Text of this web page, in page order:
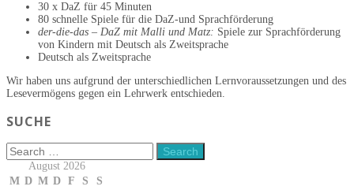
30 x DaZ für 45 Minuten
80 schnelle Spiele für die DaZ-und Sprachförderung
der-die-das – DaZ mit Malli und Matz: Spiele zur Sprachförderung
von Kindern mit Deutsch als Zweitsprache
Deutsch als Zweitsprache
Wir haben uns aufgrund der unterschiedlichen Lernvoraussetzungen und des
Lesevermögens gegen ein Lehrwerk entschieden.
SUCHE
August 2026
M D M D F S
S